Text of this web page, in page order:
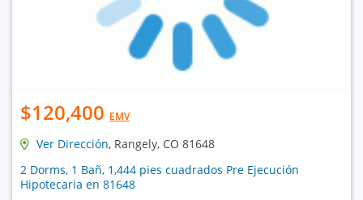
$120,400 EMV
Ver Dirección, Rangely, CO 81648
2 Dorms, 1 Bañ, 1,444 pies cuadrados Pre Ejecución
Hipotecaria en 81648